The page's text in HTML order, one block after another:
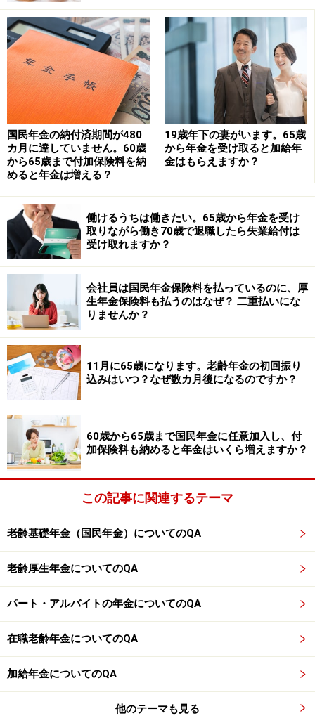
請求手続きをされた際、戸籍謄本等で配偶者との生計維
持関係を確認していることと思います。
1959年12月生まれとのこと、65歳に達する2024年12月
に年金請求はがきが届きます（1日生まれなら11月）の
でご自身の氏名、ご住所、配偶者の氏名など必要事項を
記入し、2024年12月31日（1日生まれなら11月末日）ま
でに返送すれば、65歳以降の老齢基礎年金と老齢厚生年
金の手続きと加給年金の手続きも完了です。2025年1月
歳からの老齢厚生年金に加給年金が加算されます。
年金請求はがきの返送が期限より遅れると、65歳以降の
年金も加給年金も支払いが遅れてしまいますので、期限
を守って年金請求はがきは返送しましょう。
※年金プチ相談コーナーに取り上げてほしい質問がある
人はこちらから
お願いします。
※記事内容は執筆時点のものです。最新の内容をご確認くださ
い。
本記事の内容は一般的な情報提供を目的としており、特定の金融
商品や投資行動を推奨するものではありません。
投資や資産運用に関する最終的なご判断はご自身の責任において
行ってください。
掲載情報の正確性・完全性については十分に配慮しております
が、その内容を保証するものではなく、これに基づく損失・損害
などについて当社は一切の責任を負いません。
最新の情報や詳細については、必ず各金融機関やサービス提供者
【編集部からのお知らせ】
・「家計」について、アンケート（2026/8/31まで）を実施
中です！
※抽選で20名にAmazonギフト券1000円分プレゼント
※謝礼付きの限定アンケートやモニター企画に参加が可能に
なります
国民年金の納付済期間が480
カ月に達していません。60歳
から65歳まで付加保険料を納
めると年金は増える？
19歳年下の妻がいます。65歳
から年金を受け取ると加給年
金はもらえますか？
働けるうちは働きたい。65歳から年金を受け
取りながら働き70歳で退職したら失業給付は
受け取れますか？
会社員は国民年金保険料を払っているのに、厚
生年金保険料も払うのはなぜ？ 二重払いにな
りませんか？
11月に65歳になります。老齢年金の初回振り
込みはいつ？なぜ数カ月後になるのですか？
60歳から65歳まで国民年金に任意加入し、付
加保険料も納めると年金はいくら増えますか？
この記事に関連するテーマ
老齢基礎年金（国民年金）についてのQA
老齢厚生年金についてのQA
パート・アルバイトの年金についてのQA
在職老齢年金についてのQA
加給年金についてのQA
他のテーマも見る